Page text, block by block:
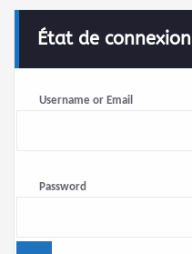
État de connexion
Username or Email
Password